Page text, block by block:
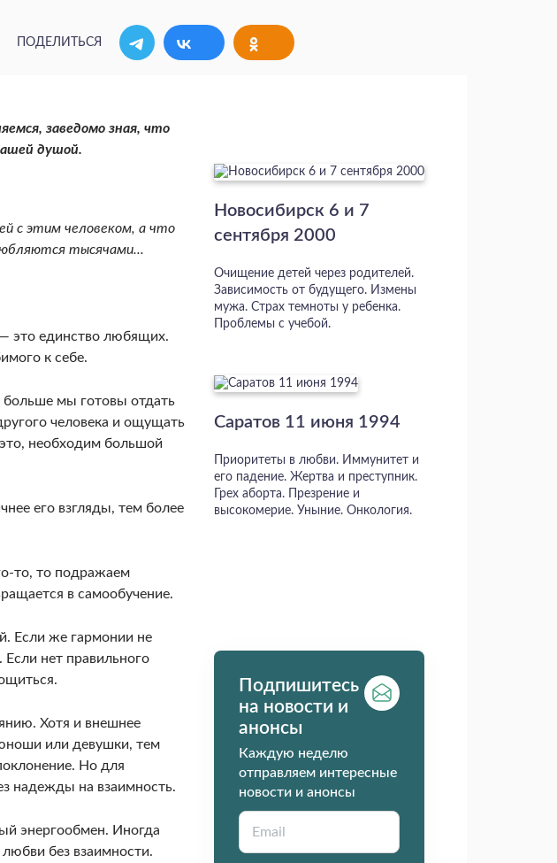
ПОДЕЛИТЬСЯ
заведомо зная, что
душой.
с этим человеком, а что
тысячами...
это единство любя­щих.
к себе.
мы готовы отдать
чело­века и ощущать
необходим большой
его взгляды, тем более
то, то подражаем
в самообучение.
Если же гармо­нии не
Если нет пра­вильного
Хотя и внешнее
или девушки, тем
Но для
надежды на взаимность.
энергообмен. Иногда
без вза­имности.
Новосибирск 6 и 7
сентября 2000
Очищение детей через родителей.
Зависимость от будущего. Измены
мужа. Страх темноты у ребенка.
Проблемы с учебой.
Саратов 11 июня 1994
Приоритеты в любви. Иммунитет и
его падение. Жертва и преступник.
Грех аборта. Презрение и
высокомерие. Уныние. Онкология.
Подпишитесь
на новости и
анонсы
Каждую неделю
отправляем интересные
новости и анонсы